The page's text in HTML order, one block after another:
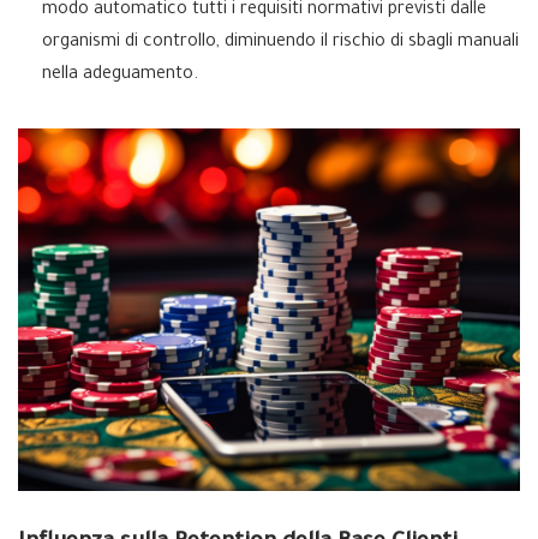
modo automatico tutti i requisiti normativi previsti dalle
organismi di controllo, diminuendo il rischio di sbagli manuali
nella adeguamento.